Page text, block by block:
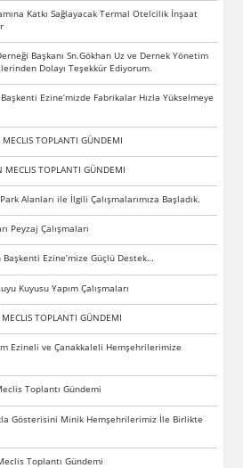
Katkı Sağlayacak Termal Otelcilik İnşaat
Başkanı Sn.Gökhan Uz ve Dernek Yönetim
Dolayı Teşekkür Ediyorum.
Ezine’mizde Fabrikalar Hızla Yükselmeye
TOPLANTI GÜNDEMI
MECLIS TOPLANTI GÜNDEMI
Alanları ile İlgili Çalışmalarımıza Başladık.
Peyzaj Çalışmaları
Ezine’mize Güçlü Destek…
Kuyusu Yapım Çalışmaları
TOPLANTI GÜNDEMI
Ezineli ve Çanakkaleli Hemşehrilerimize
Toplantı Gündemi
Gösterisini Minik Hemşehrilerimiz İle Birlikte
Toplantı Gündemi